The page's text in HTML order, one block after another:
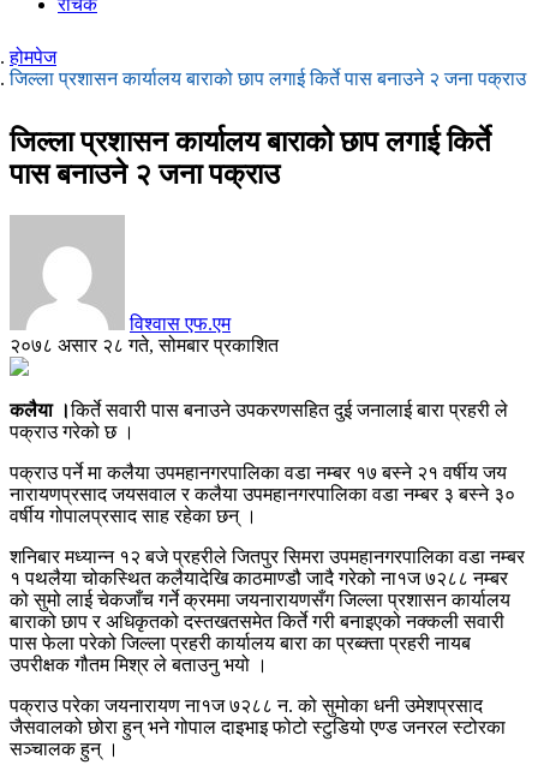
रोचक
होमपेज
जिल्ला प्रशासन कार्यालय बाराको छाप लगाई किर्ते पास बनाउने २ जना पक्राउ
जिल्ला प्रशासन कार्यालय बाराको छाप लगाई किर्ते
पास बनाउने २ जना पक्राउ
विश्वास एफ.एम
२०७८ असार २८ गते, सोमबार प्रकाशित
कलैया ।किर्ते सवारी पास बनाउने उपकरणसहित दुई जनालाई बारा प्रहरी ले
पक्राउ गरेको छ ।
पक्राउ पर्ने मा कलैया उपमहानगरपालिका वडा नम्बर १७ बस्ने २१ वर्षीय जय
नारायणप्रसाद जयसवाल र कलैया उपमहानगरपालिका वडा नम्बर ३ बस्ने ३०
वर्षीय गोपालप्रसाद साह रहेका छन् ।
शनिबार मध्यान्न १२ बजे प्रहरीले जितपुर सिमरा उपमहानगरपालिका वडा नम्बर
१ पथलैया चोकस्थित कलैयादेखि काठमाण्डौ जादै गरेको ना१ज ७२८८ नम्बर
को सुमो लाई चेकजाँच गर्ने क्रममा जयनारायणसँग जिल्ला प्रशासन कार्यालय
बाराको छाप र अधिकृतको दस्तखतसमेत किर्ते गरी बनाइएको नक्कली सवारी
पास फेला परेको जिल्ला प्रहरी कार्यालय बारा का प्रब्क्ता प्रहरी नायब
उपरीक्षक गौतम मिश्र ले बताउनु भयो ।
पक्राउ परेका जयनारायण ना१ज ७२८८ न. को सुमोका धनी उमेशप्रसाद
जैसवालको छोरा हुन् भने गोपाल दाइभाइ फोटो स्टुडियो एण्ड जनरल स्टोरका
सञ्चालक हुन् ।